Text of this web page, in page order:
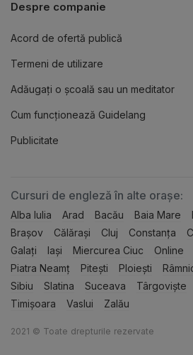
Despre companie
Acord de ofertă publică
Termeni de utilizare
Adăugați o școală sau un meditator
Cum funcționează Guidelang
Publicitate
Cursuri de engleză în alte orașe:
Alba Iulia Arad Bacău Baia Mare
Brașov
Călărași Cluj Constanța
Galați
Iași Miercurea Ciuc Online
Piatra Neamț
Pitești Ploiești
Sibiu
Slatina Suceava Târgoviște
Timișoara
Vaslui Zalău
2021 © Toate drepturile rezervate